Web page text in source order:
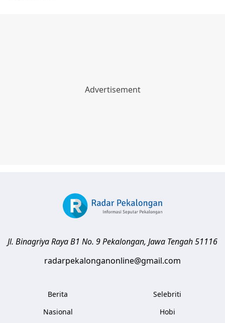
Jl. Binagriya Raya B1 No. 9Pekalongan, Jawa Tengah51116
radarpekalonganonline@gmail.com
Berita
Nasional
Selebriti
Hobi